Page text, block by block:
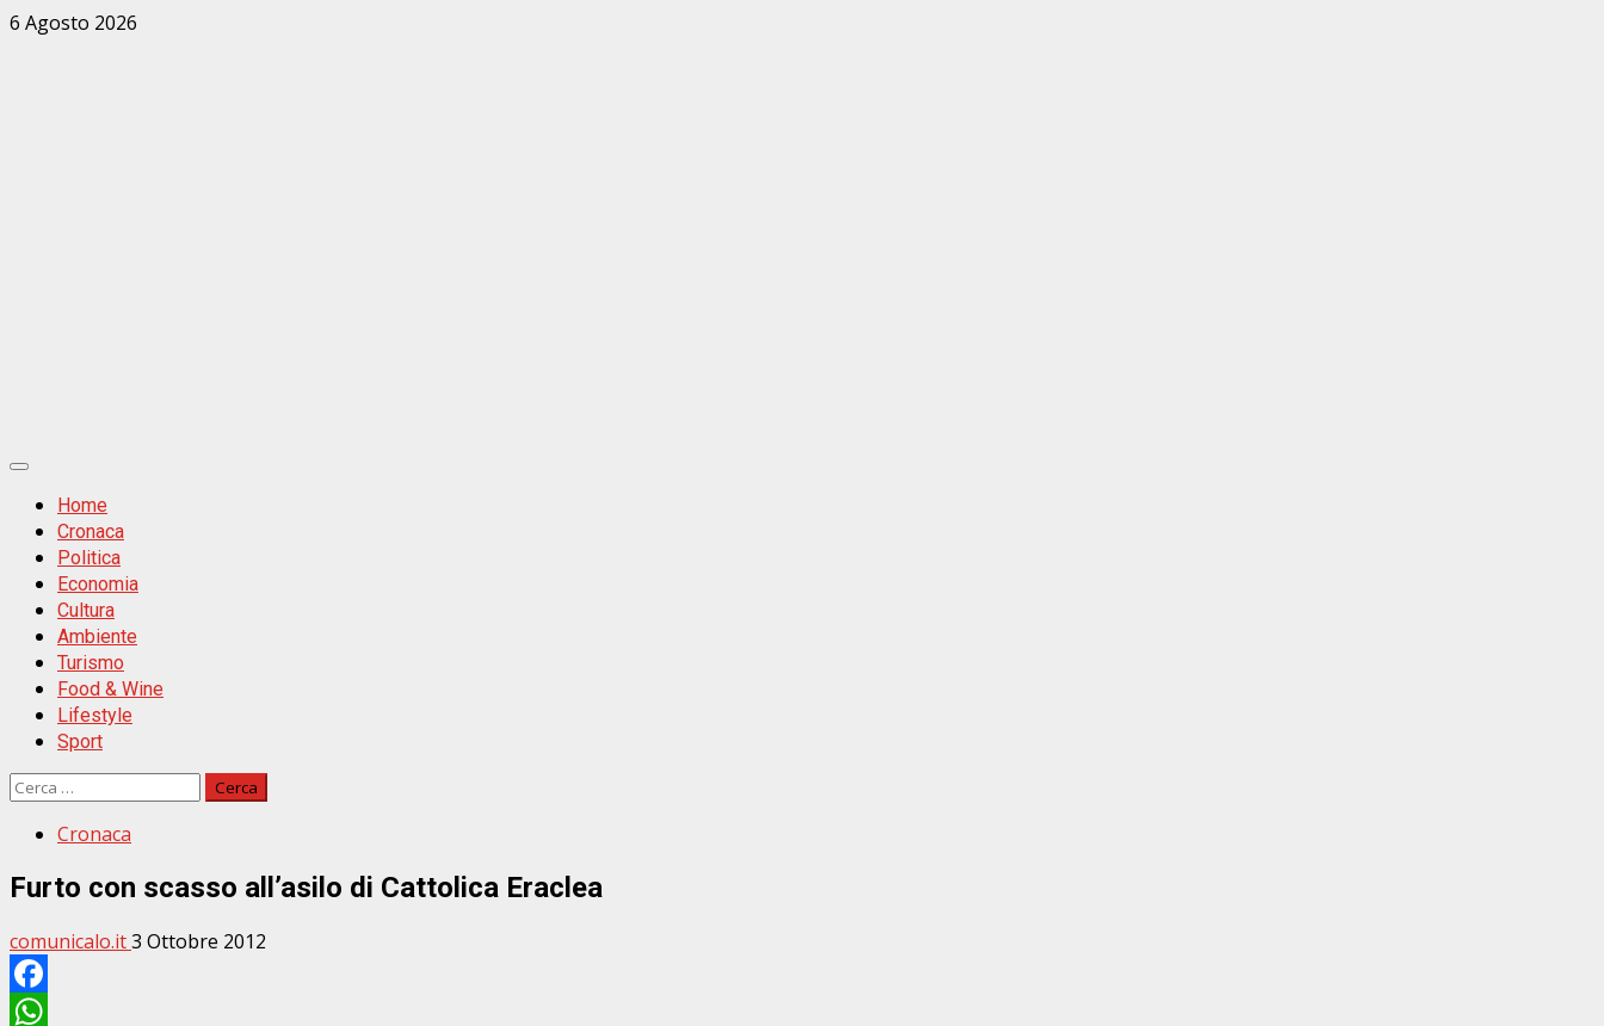
Zum
6 Agosto 2026
Primäres
MenüHome
Cronaca
Politica
Economia
Cultura
Ambiente
Turismo
Food & Wine
Lifestyle
Sport
Ricerca
Cronaca
Furto con scasso all’asilo di Cattolica Eraclea
comunicalo.it3 Ottobre 2012
Facebook